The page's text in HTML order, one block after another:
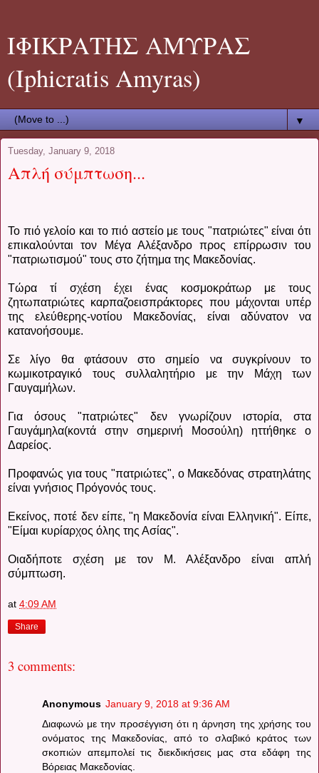
ΙΦΙΚΡΑΤΗΣ ΑΜΥΡΑΣ
(Iphicratis Amyras)
▼
Tuesday, January 9, 2018
Απλή σύμπτωση...
Το πιό γελοίο και το πιό αστείο με τους "πατριώτες" είναι ότι
επικαλούνται τον Μέγα Αλέξανδρο προς επίρρωσιν του
"πατριωτισμού" τους στο ζήτημα της Μακεδονίας.
Τώρα τί σχέση έχει ένας κοσμοκράτωρ με τους
ζητωπατριώτες καρπαζοεισπράκτορες που μάχονται υπέρ
της ελεύθερης-νοτίου Μακεδονίας, είναι αδύνατον να
κατανοήσουμε.
Σε λίγο θα φτάσουν στο σημείο να συγκρίνουν το
κωμικοτραγικό τους συλλαλητήριο με την Μάχη των
Γαυγαμήλων.
Για όσους "πατριώτες" δεν γνωρίζουν ιστορία, στα
Γαυγάμηλα(κοντά στην σημερινή Μοσούλη) ηττήθηκε ο
Δαρείος.
Προφανώς για τους "πατριώτες", ο Μακεδόνας στρατηλάτης
είναι γνήσιος Πρόγονός τους.
Εκείνος, ποτέ δεν είπε, "η Μακεδονία είναι Ελληνική". Είπε,
"Είμαι κυρίαρχος όλης της Ασίας".
Οιαδήποτε σχέση με τον Μ. Αλέξανδρο είναι απλή
σύμπτωση.
at 4:09 AM
Share
3 comments:
Anonymous January 9, 2018 at 9:36 AM
Διαφωνώ με την προσέγγιση ότι η άρνηση της χρήσης του
ονόματος της Μακεδονίας, από το σλαβικό κράτος των
σκοπιών απεμπολεί τις διεκδικήσεις μας στα εδάφη της
Βόρειας Μακεδονίας.